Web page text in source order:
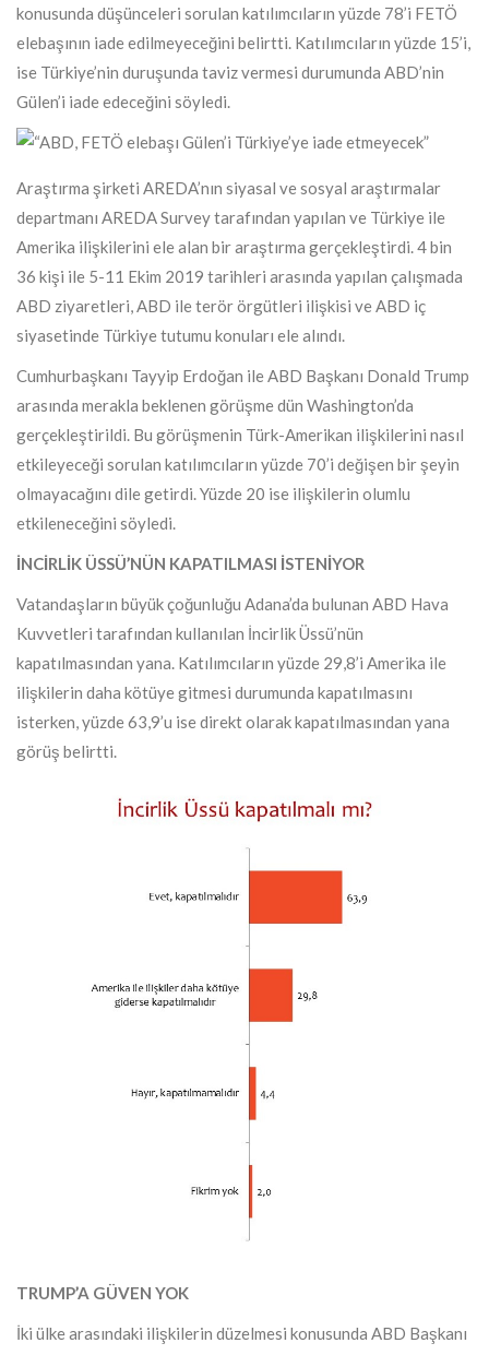
konusunda düşünceleri sorulan katılımcıların yüzde 78’i FETÖ
elebaşının iade edilmeyeceğini belirtti. Katılımcıların yüzde 15’i,
ise Türkiye’nin duruşunda taviz vermesi durumunda ABD’nin
Gülen’i iade edeceğini söyledi.
Araştırma şirketi AREDA’nın siyasal ve sosyal araştırmalar
departmanı AREDA Survey tarafından yapılan ve Türkiye ile
Amerika ilişkilerini ele alan bir araştırma gerçekleştirdi. 4 bin
36 kişi ile 5-11 Ekim 2019 tarihleri arasında yapılan çalışmada
ABD ziyaretleri, ABD ile terör örgütleri ilişkisi ve ABD iç
siyasetinde Türkiye tutumu konuları ele alındı.
Cumhurbaşkanı Tayyip Erdoğan ile ABD Başkanı Donald Trump
arasında merakla beklenen görüşme dün Washington’da
gerçekleştirildi. Bu görüşmenin Türk-Amerikan ilişkilerini nasıl
etkileyeceği sorulan katılımcıların yüzde 70’i değişen bir şeyin
olmayacağını dile getirdi. Yüzde 20 ise ilişkilerin olumlu
etkileneceğini söyledi.
İNCİRLİK ÜSSÜ’NÜN KAPATILMASI İSTENİYOR
Vatandaşların büyük çoğunluğu Adana’da bulunan ABD Hava
Kuvvetleri tarafından kullanılan İncirlik Üssü’nün
kapatılmasından yana. Katılımcıların yüzde 29,8’i Amerika ile
ilişkilerin daha kötüye gitmesi durumunda kapatılmasını
isterken, yüzde 63,9’u ise direkt olarak kapatılmasından yana
görüş belirtti.
TRUMP’A GÜVEN YOK
İki ülke arasındaki ilişkilerin düzelmesi konusunda ABD Başkanı